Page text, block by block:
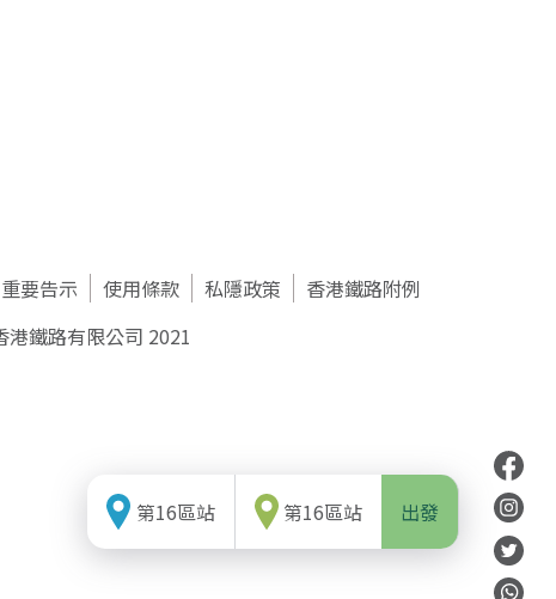
重要告示 使用條款 私隱政策
香港鐵路附例
鐵路有限公司 2021
第16區站 第16區站 出發